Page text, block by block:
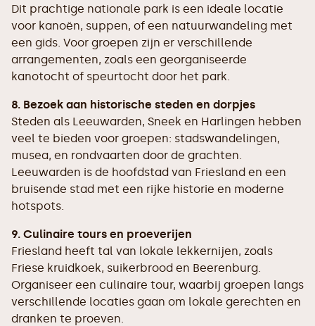
Dit prachtige nationale park is een ideale locatie
voor kanoën, suppen, of een natuurwandeling met
een gids. Voor groepen zijn er verschillende
arrangementen, zoals een georganiseerde
kanotocht of speurtocht door het park.
8. Bezoek aan historische steden en dorpjes
Steden als Leeuwarden, Sneek en Harlingen hebben
veel te bieden voor groepen: stadswandelingen,
musea, en rondvaarten door de grachten.
Leeuwarden is de hoofdstad van Friesland en een
bruisende stad met een rijke historie en moderne
hotspots.
9. Culinaire tours en proeverijen
Friesland heeft tal van lokale lekkernijen, zoals
Friese kruidkoek, suikerbrood en Beerenburg.
Organiseer een culinaire tour, waarbij groepen langs
verschillende locaties gaan om lokale gerechten en
dranken te proeven.